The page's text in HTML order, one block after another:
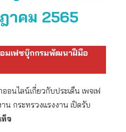
าคม 2565
มเฟซบุ๊กกรมพัฒนาฝีมือ
นไลน์เกี่ยวกับประเด็น เพจเฟ
กระทรวงแรงงาน เปิดรับ
ท็จ